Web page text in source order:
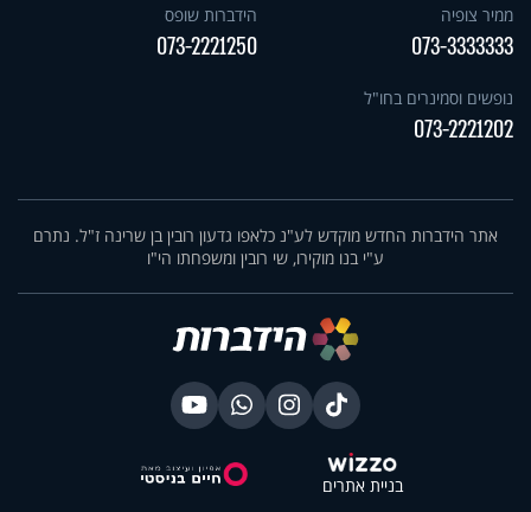
ממיר צופיה
073-3333333
הידברות שופס
073-2221250
נופשים וסמינרים בחו"ל
073-2221202
אתר הידברות החדש מוקדש לע"נ כלאפו גדעון רובין בן שרינה ז"ל. נתרם
ע"י בנו מוקירו, שי רובין ומשפחתו הי"ו
בניית אתרים